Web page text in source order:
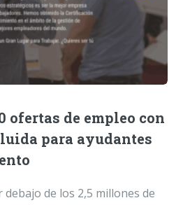
ofertas de empleo con
para ayudantes
debajo de los 2,5 millones de